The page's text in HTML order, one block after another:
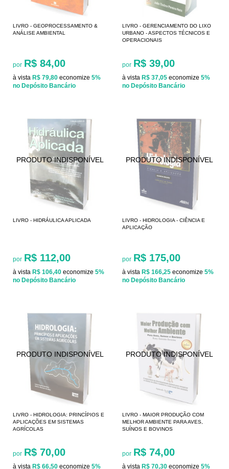
LIVRO - GEOPROCESSAMENTO &
ANÁLISE AMBIENTAL
por R$ 84,00
à vista R$ 79,80 economize 5%
no Depósito Bancário
LIVRO - GERENCIAMENTO DO LIXO
URBANO - ASPECTOS TÉCNICOS E
OPERACIONAIS
por R$ 39,00
à vista R$ 37,05 economize 5%
no Depósito Bancário
LIVRO - HIDRÁULICA APLICADA
por R$ 112,00
à vista R$ 106,40 economize 5%
no Depósito Bancário
LIVRO - HIDROLOGIA - CIÊNCIA E
APLICAÇÃO
por R$ 175,00
à vista R$ 166,25 economize 5%
no Depósito Bancário
LIVRO - HIDROLOGIA: PRINCÍPIOS E
APLICAÇÕES EM SISTEMAS
AGRÍCOLAS
por R$ 70,00
à vista R$ 66,50 economize 5%
LIVRO - MAIOR PRODUÇÃO COM
MELHOR AMBIENTE PARA AVES,
SUÍNOS E BOVINOS
por R$ 74,00
à vista R$ 70,30 economize 5%